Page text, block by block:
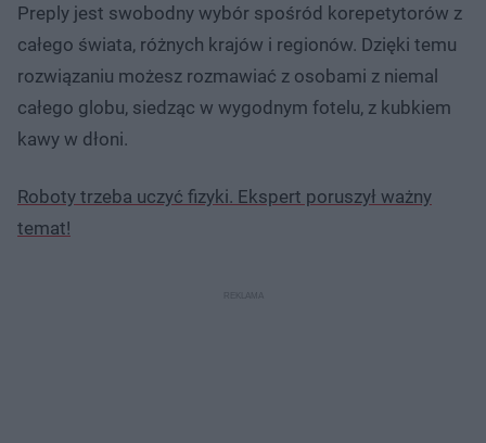
Preply jest swobodny wybór spośród korepetytorów z
całego świata, różnych krajów i regionów. Dzięki temu
rozwiązaniu możesz rozmawiać z osobami z niemal
całego globu, siedząc w wygodnym fotelu, z kubkiem
kawy w dłoni.
Roboty trzeba uczyć fizyki. Ekspert poruszył ważny
temat!